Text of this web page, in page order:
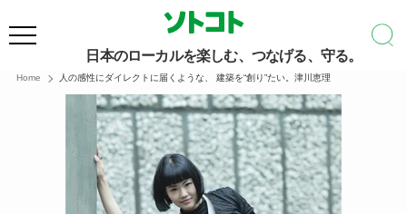
日本のローカルを楽しむ、つなげる、守る。
Home 人の感性にダイレクトに届くような、 建築を“創り”たい。津川恵理